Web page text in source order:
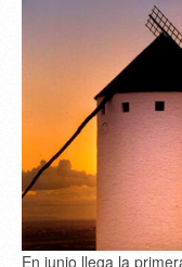
En junio llega la